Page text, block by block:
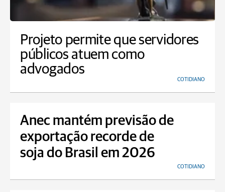
Projeto permite que servidores
públicos atuem como
advogados
COTIDIANO
Anec mantém previsão de
exportação recorde de
soja do Brasil em 2026
COTIDIANO